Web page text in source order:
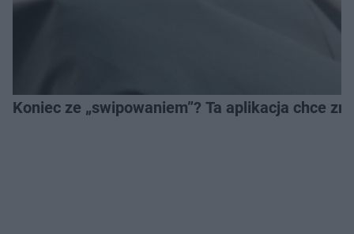
Koniec ze „swipowaniem”? Ta aplikacja chce